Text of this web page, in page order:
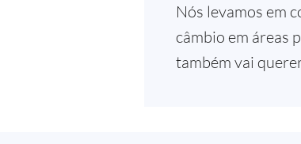
Nós levamos em
câmbio em áreas
também vai